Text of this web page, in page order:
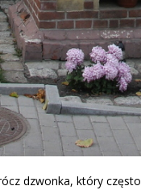
dzwonka, który często